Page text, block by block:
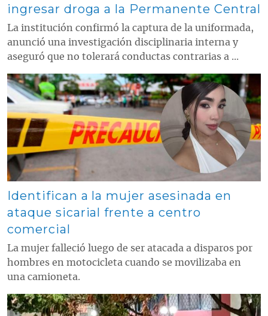
ingresar droga a la Permanente Central
La institución confirmó la captura de la uniformada,
anunció una investigación disciplinaria interna y
aseguró que no tolerará conductas contrarias a ...
Contenido multimedia principal
Identifican a la mujer asesinada en
ataque sicarial frente a centro
comercial
La mujer falleció luego de ser atacada a disparos por
hombres en motocicleta cuando se movilizaba en
una camioneta.
Contenido multimedia principal